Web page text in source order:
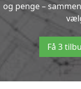
og penge –
Få 3